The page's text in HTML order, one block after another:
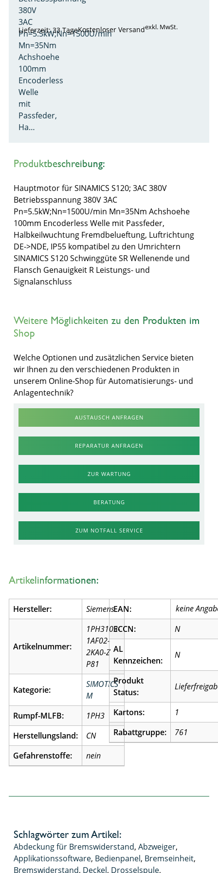
380V
3AC
Pn=5.5kW;Nn=1500U/min
Mn=35Nm
Achshoehe
100mm
Encoderless
Welle
mit
Passfeder,
Ha…
Lieferzeit: 33 TageKostenloser Versandexkl. MwSt.
Produktbeschreibung:
Hauptmotor für SINAMICS S120; 3AC 380V
Betriebsspannung 380V 3AC
Pn=5.5kW;Nn=1500U/min Mn=35Nm Achshoehe
100mm Encoderless Welle mit Passfeder,
Halbkeilwuchtung Fremdbelueftung, Luftrichtung
DE->NDE, IP55 kompatibel zu den Umrichtern
SINAMICS S120 Schwinggüte SR Wellenende und
Flansch Genauigkeit R Leistungs- und
Signalanschluss
Weitere Möglichkeiten zu den Produkten im
Shop
Welche Optionen und zusätzlichen Service bieten
wir Ihnen zu den verschiedenen Produkten in
unserem Online-Shop für Automatisierungs- und
Anlagentechnik?
AUSTAUSCH ANFRAGEN
REPARATUR ANFRAGEN
ZUR WARTUNG
BERATUNG
ZUM NOTFALL SERVICE
Artikelinformationen:
Hersteller: Siemens
Artikelnummer:
1PH3103-
1AF02-
2KA0-Z
P81
Kategorie:
SIMOTICS
M
Rumpf-MLFB:
1PH3
Herstellungsland:
CN
Gefahrenstoffe:
nein
EAN:
ECCN:
N
AL
Kennzeichen:
N
Produkt
Status:
Kartons:
1
Rabattgruppe:
761
Schlagwörter zum Artikel:
Abdeckung für Bremswiderstand, Abzweiger,
Applikationssoftware, Bedienpanel, Bremseinheit,
Bremswiderstand, Deckel, Drosselspule,